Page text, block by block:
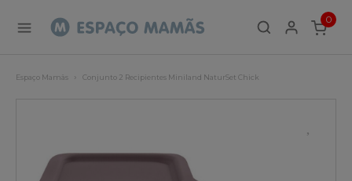
0
ITEMS
Espaço Mamãs Conjunto 2 Recipientes Miniland NaturSet Chick